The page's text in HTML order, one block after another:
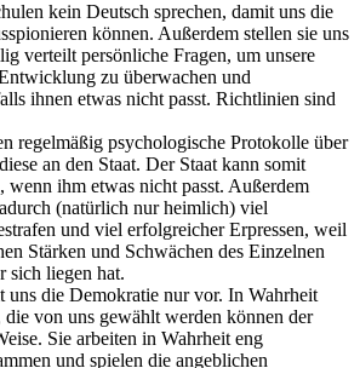
kein Deutsch sprechen, damit uns die
können. Außerdem stellen sie uns
verteilt persönliche Fragen, um unsere
zu überwachen und
ihnen etwas nicht passt. Richtlinien sind
regelmäßig psychologische Protokolle über
an den Staat. Der Staat kann somit
wenn ihm etwas nicht passt. Außerdem
(natürlich nur heimlich) viel
und viel erfolgreicher Erpressen, weil
Stärken und Schwächen des Einzelnen
sich liegen hat.
uns die Demokratie nur vor. In Wahrheit
von uns gewählt werden können der
Sie arbeiten in Wahrheit eng
und spielen die angeblichen